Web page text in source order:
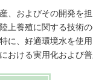
、およびその開発を
上養殖に関する技術
に、好適環境水を使
おける実用化および普